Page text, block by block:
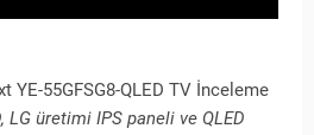
YE-55GFSG8-QLED TV İnceleme
LG üretimi IPS paneli ve QLED